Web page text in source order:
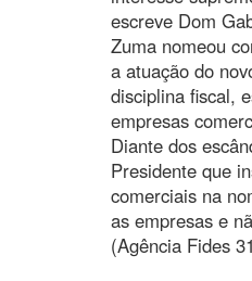
escreve Dom
Zuma nomeou
a atuação do
disciplina fiscal,
empresas
Diante dos
Presidente que
comerciais na
as empresas e
(Agência Fides